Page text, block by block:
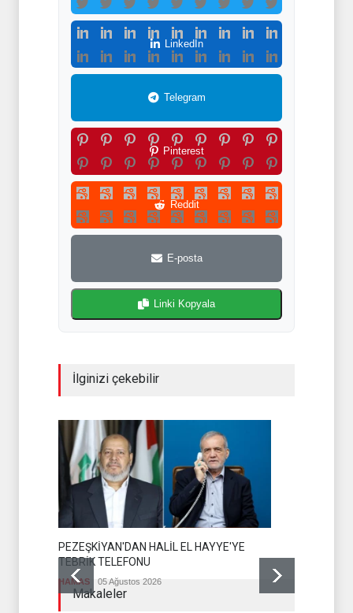
LinkedIn
Telegram
Pinterest
Reddit
E-posta
Linki Kopyala
İlginizi çekebilir
PEZEŞKİYAN'DAN HALİL EL HAYYE'YE
TEBRİK TELEFONU
HAMAS 05 Ağustos 2026
Makaleler